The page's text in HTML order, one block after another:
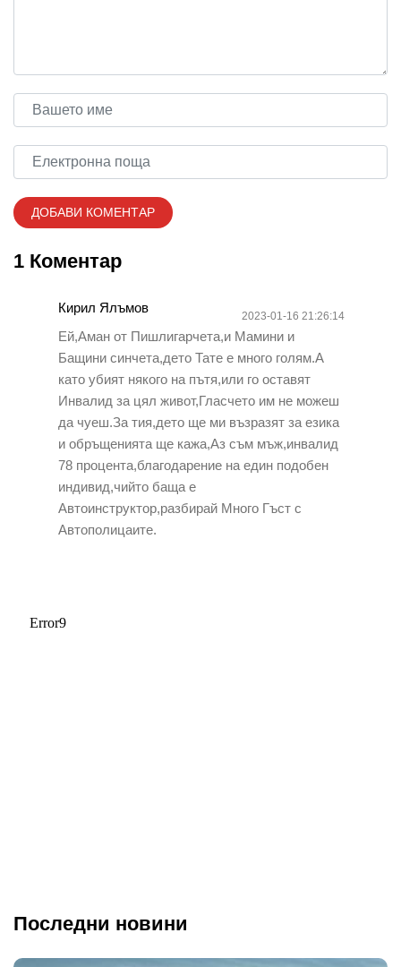
1 Коментар
Кирил Ялъмов
2023-01-16 21:26:14
Ей,Аман от Пишлигарчета,и Мамини и
Бащини синчета,дето Тате е много голям.А
като убият някого на пътя,или го оставят
Инвалид за цял живот,Гласчето им не можеш
да чуеш.За тия,дето ще ми възразят за езика
и обръщенията ще кажа,Аз съм мъж,инвалид
78 процента,благодарение на един подобен
индивид,чийто баща е
Автоинструктор,разбирай Много Гъст с
Автополицаите.
Последни новини